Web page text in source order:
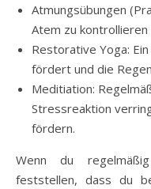
Atmungsübungen
Atem zu kontrollieren
Restorative Yoga:
fördert und die
Meditiation:
Stressreaktion
fördern.
Wenn du
feststellen, dass du